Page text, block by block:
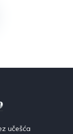
učešća